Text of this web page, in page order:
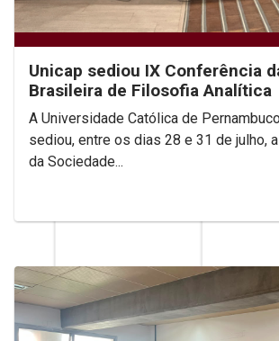
Unicap sediou IX Conferência
Brasileira de Filosofia Analítica
A Universidade Católica de
sediou, entre os dias 28 e 31 de julho,
da Sociedade...